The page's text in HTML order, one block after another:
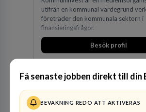
Få senaste jobben direkt till din
BEVAKNING REDO ATT AKTIVERAS
utifrån en kommunal värdegrund
företräder den kommunala sektorn i
finansieringsfrågor.
Besök profil